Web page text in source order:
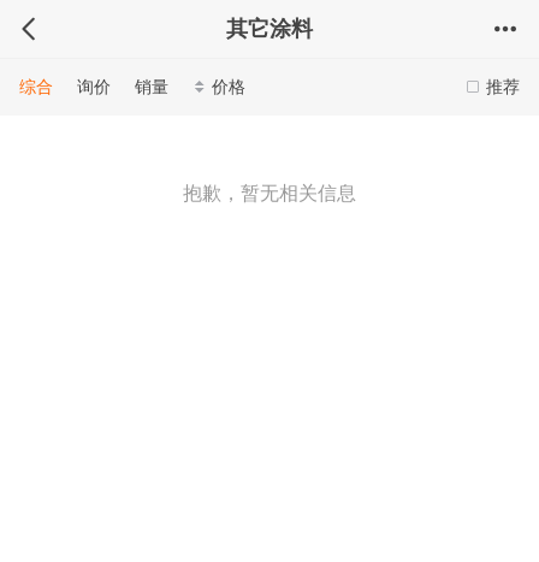
其它涂料
推荐
综合 询价 销量 价格
抱歉，暂无相关信息